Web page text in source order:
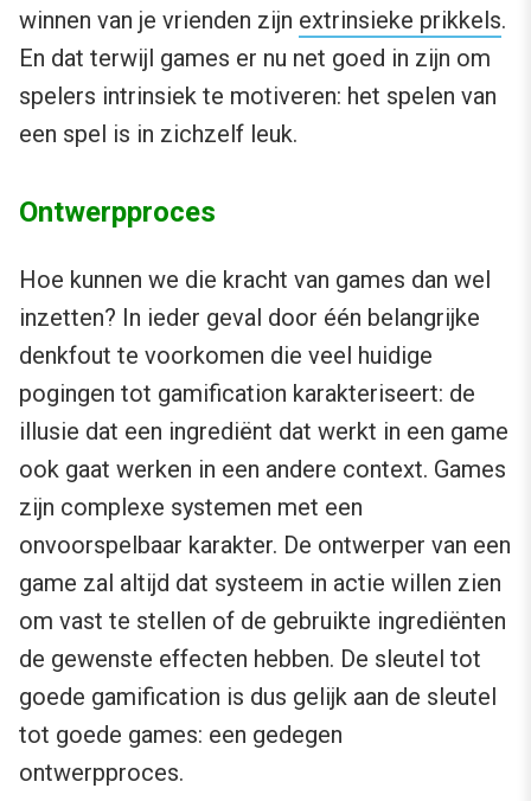
winnen van je vrienden zijn extrinsieke prikkels.
En dat terwijl games er nu net goed in zijn om
spelers intrinsiek te motiveren: het spelen van
een spel is in zichzelf leuk.
Ontwerpproces
Hoe kunnen we die kracht van games dan wel
inzetten? In ieder geval door één belangrijke
denkfout te voorkomen die veel huidige
pogingen tot gamification karakteriseert: de
illusie dat een ingrediënt dat werkt in een game
ook gaat werken in een andere context. Games
zijn complexe systemen met een
onvoorspelbaar karakter. De ontwerper van een
game zal altijd dat systeem in actie willen zien
om vast te stellen of de gebruikte ingrediënten
de gewenste effecten hebben. De sleutel tot
goede gamification is dus gelijk aan de sleutel
tot goede games: een gedegen
ontwerpproces.